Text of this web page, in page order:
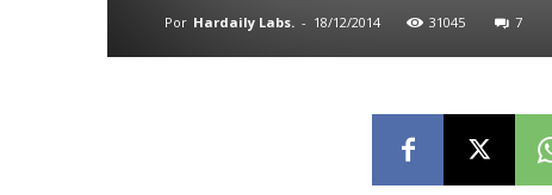
Por Hardaily Labs. - 18/12/2014 31045 7